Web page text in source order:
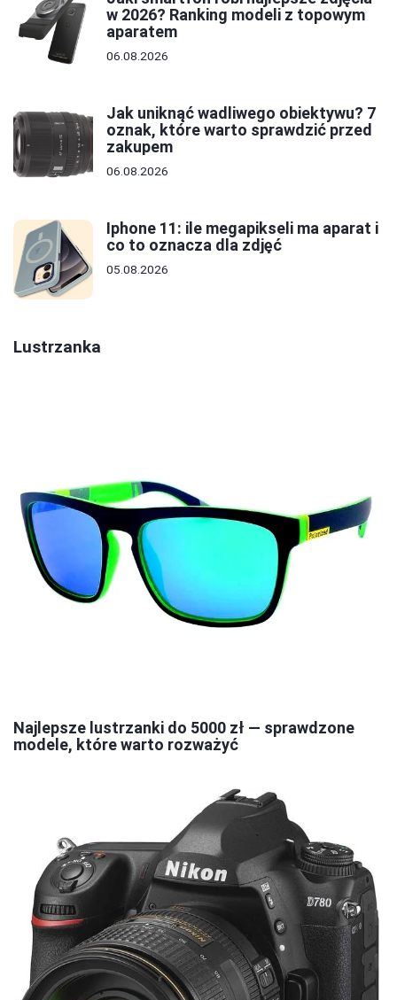
w 2026? Ranking modeli z topowym
aparatem
06.08.2026
Jak uniknąć wadliwego obiektywu? 7
oznak, które warto sprawdzić przed
zakupem
06.08.2026
Iphone 11: ile megapikseli ma aparat i
co to oznacza dla zdjęć
05.08.2026
Lustrzanka
Najlepsze lustrzanki do 5000 zł — sprawdzone
modele, które warto rozważyć